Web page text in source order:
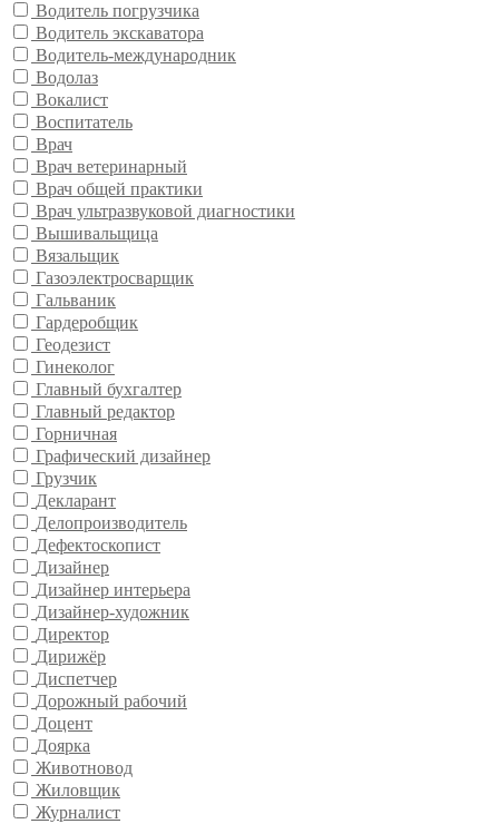
Водитель погрузчика
Водитель экскаватора
Водитель-международник
Водолаз
Вокалист
Воспитатель
Врач
Врач ветеринарный
Врач общей практики
Врач ультразвуковой диагностики
Вышивальщица
Вязальщик
Газоэлектросварщик
Гальваник
Гардеробщик
Геодезист
Гинеколог
Главный бухгалтер
Главный редактор
Горничная
Графический дизайнер
Грузчик
Декларант
Делопроизводитель
Дефектоскопист
Дизайнер
Дизайнер интерьера
Дизайнер-художник
Директор
Дирижёр
Диспетчер
Дорожный рабочий
Доцент
Доярка
Животновод
Жиловщик
Журналист